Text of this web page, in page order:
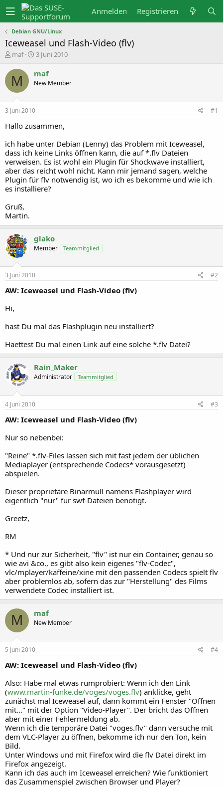
Anmelden Registrieren
Debian GNU/Linux
Iceweasel und Flash-Video (flv)
E
s
t
e
l
r
maf
E
t
e
3 Juni 2010
M maf
New Member
3 Juni 2010 #1
Hallo zusammen,
ich habe unter Debian (Lenny) das Problem mit Iceweasel,
dass ich keine Links öffnen kann, die auf *.flv Dateien
verweisen. Es ist wohl ein Plugin für Shockwave installiert,
aber das reicht wohl nicht. Kann mir jemand sagen, welche
Plugin für flv notwendig ist, wo ich es bekomme und wie ich
es installiere?
Gruß,
Martin.
glako
Member Teammitglied
3 Juni 2010 #2
AW: Iceweasel und Flash-Video (flv)
Hi,
hast Du mal das Flashplugin neu installiert?
Haettest Du mal einen Link auf eine solche *.flv Datei?
Rain_Maker
Administrator Teammitglied
4 Juni 2010 #3
AW: Iceweasel und Flash-Video (flv)
Nur so nebenbei:
"Reine" *.flv-Files lassen sich mit fast jedem der üblichen
Mediaplayer (entsprechende Codecs* vorausgesetzt)
abspielen.
Dieser proprietäre Binärmüll namens Flashplayer wird
eigentlich "nur" für swf-Dateien benötigt.
Greetz,
RM
* Und nur zur Sicherheit, "flv" ist nur ein Container, genau so
wie avi &co., es gibt also kein eigenes "flv-Codec",
vlc/mplayer/kaffeine/xine mit den passenden Codecs spielt flv
aber problemlos ab, sofern das zur "Herstellung" des Films
verwendete Codec installiert ist.
M maf
New Member
5 Juni 2010 #4
AW: Iceweasel und Flash-Video (flv)
Also: Habe mal etwas rumprobiert: Wenn ich den Link
(www.martin-funke.de/voges/voges.flv) anklicke, geht
zunächst mal Iceweasel auf, dann kommt ein Fenster "Öffnen
mit..." mit der Option "Video-Player". Der bricht das Öffnen
aber mit einer Fehlermeldung ab.
Wenn ich die temporäre Datei "voges.flv" dann versuche mit
dem VLC-Player zu öffnen, bekomme ich nur den Ton, kein
Bild.
Unter Windows und mit Firefox wird die flv Datei direkt im
Firefox angezeigt.
Kann ich das auch im Iceweasel erreichen? Wie funktioniert
das Zusammenspiel zwischen Browser und Player?